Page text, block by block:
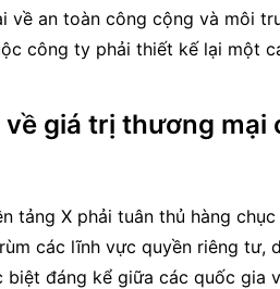
về an toàn công cộng và môi
công ty phải thiết kế lại một
giá trị thương mại
tảng X phải tuân thủ hàng
các lĩnh vực quyền riêng tư,
đáng kể giữa các quốc gia